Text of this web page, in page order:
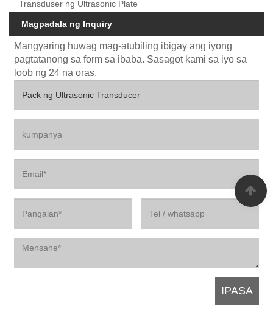
Transduser ng Ultrasonic Plate
Magpadala ng Inquiry
Mangyaring huwag mag-atubiling ibigay ang iyong
pagtatanong sa form sa ibaba. Sasagot kami sa iyo sa
loob ng 24 na oras.